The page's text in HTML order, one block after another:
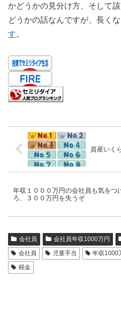
かどうかの見分け方、そして
どうかの話なんですが、長く
す。
資産いく
年収１０００万円の会社員も気をつ
ろ、３００万円を失うぞ
会社員 会社員年収1000万円
会社員
児童手当 年収1000
税金